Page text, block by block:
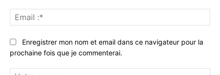
:*
Enregistrer mon nom et email dans ce navigateur pour la
prochaine fois que je commenterai.